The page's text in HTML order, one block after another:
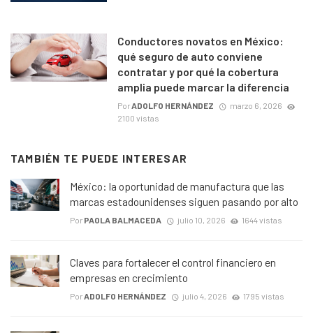
Conductores novatos en México:
qué seguro de auto conviene
contratar y por qué la cobertura
amplia puede marcar la diferencia
PorADOLFO HERNÁNDEZ
marzo 6, 2026
2100 vistas
TAMBIÉN TE PUEDE INTERESAR
México: la oportunidad de manufactura que las
marcas estadounidenses siguen pasando por alto
Por PAOLA BALMACEDA julio 10, 2026 1644 vistas
Claves para fortalecer el control financiero en
empresas en crecimiento
PorADOLFO HERNÁNDEZ julio 4, 2026 1795 vistas